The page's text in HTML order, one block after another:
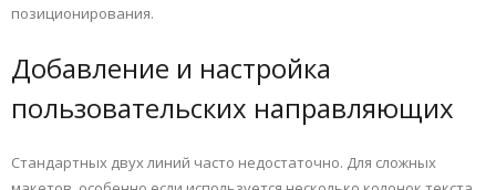
позиционирования.
Добавление и настройка
пользовательских направляющих
Стандартных двух линий часто недостаточно. Для сложных